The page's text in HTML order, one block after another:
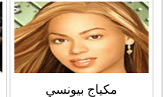
مكياج بيونسي